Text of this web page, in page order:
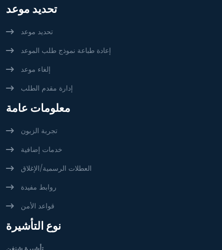
تحديد موعد
تحديد موعد
إعادة طباعة نموذج طلب الموعد
إلغاء موعد
إدارة مقدم الطلب
معلومات عامة
تجربة الزبون
خدمات إضافية
العطلات الرسمية/الإغلاق
روابط مفيدة
قواعد الأمن
نوع التأشيرة